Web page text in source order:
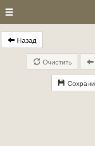
Назад
Очистить